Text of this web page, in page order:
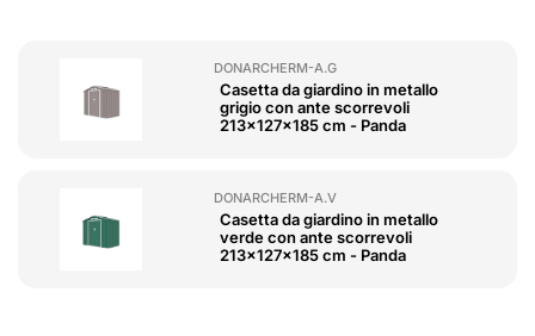
DONARCHERM-A.G
Casetta da giardino in metallo
grigio con ante scorrevoli
213x127x185 cm - Panda
DONARCHERM-A.V
Casetta da giardino in metallo
verde con ante scorrevoli
213x127x185 cm - Panda